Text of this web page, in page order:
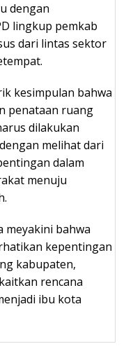
dengan
lingkup pemkab
dari lintas sektor
kesimpulan bahwa
penataan ruang
dilakukan
melihat dari
dalam
menuju
meyakini bahwa
kepentingan
kabupaten,
rencana
ibu kota